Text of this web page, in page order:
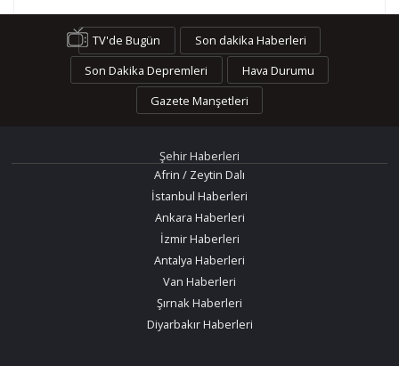
TV'de Bugün
Son dakika Haberleri
Son Dakika Depremleri
Hava Durumu
Gazete Manşetleri
Şehir Haberleri
Afrin / Zeytin Dalı
İstanbul Haberleri
Ankara Haberleri
İzmir Haberleri
Antalya Haberleri
Van Haberleri
Şırnak Haberleri
Diyarbakır Haberleri